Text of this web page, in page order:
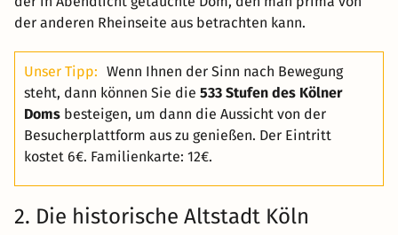
der anderen Rheinseite aus betrachten kann.
Unser Tipp: Wenn Ihnen der Sinn nach Bewegung
steht, dann können Sie die 533 Stufen des Kölner
Doms besteigen, um dann die Aussicht von der
Besucherplattform aus zu genießen. Der Eintritt
kostet 6€. Familienkarte: 12€.
2. Die historische Altstadt Köln